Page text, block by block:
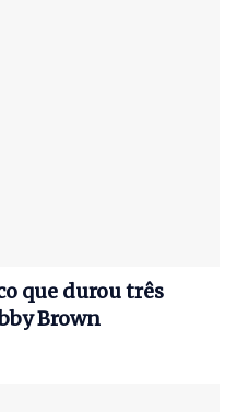
que durou três
Brown